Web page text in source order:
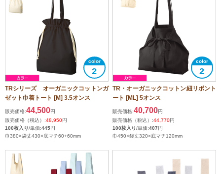
2
TRシリーズ オーガニックコットンガ
ゼット巾着トート [M] 3.5オンス
販売価格:44,500円
販売価格（税込）:48,950円
100枚入り/単価:445円
巾380×袋丈430×底マチ60+60mm
2
TR・オーガニックコットン紐リボント
ート [ML] 5オンス
販売価格:40,700円
販売価格（税込）:44,770円
100枚入り/単価:407円
巾450×袋丈320×底マチ120mm